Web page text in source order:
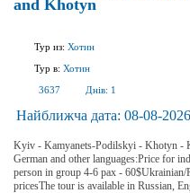
and Khotyn
Тур из: Хотин
Тур в: Хотин
3637
Днів: 1
Найближча дата: 08-08-2026
Kyiv - Kamyanets-Podilskyi - Khotyn -
German and other languages:Price for
person in group 4-6 pax -
pricesThe tour is available in Russian,